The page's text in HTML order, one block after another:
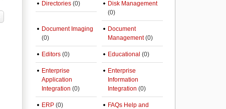
Directories (0)
Disk Management
(0)
Document Imaging
(0)
Document
Management(0)
Editors (0) Educational (0)
Enterprise
Application
Integration (0)
Enterprise
Information
Integration (0)
ERP (0) FAQs Help and